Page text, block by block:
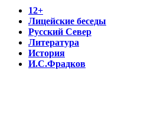
12+
Лицейские беседы
Русский Север
Литература
История
И.С.Фрадков